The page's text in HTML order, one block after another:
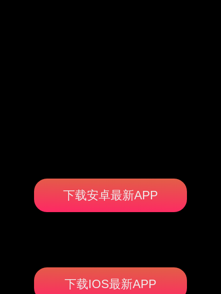
下载安卓最新APP
下载IOS最新APP